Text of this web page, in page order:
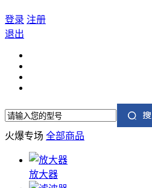
登录 注册
退出
火爆专场 全部商品
放大器